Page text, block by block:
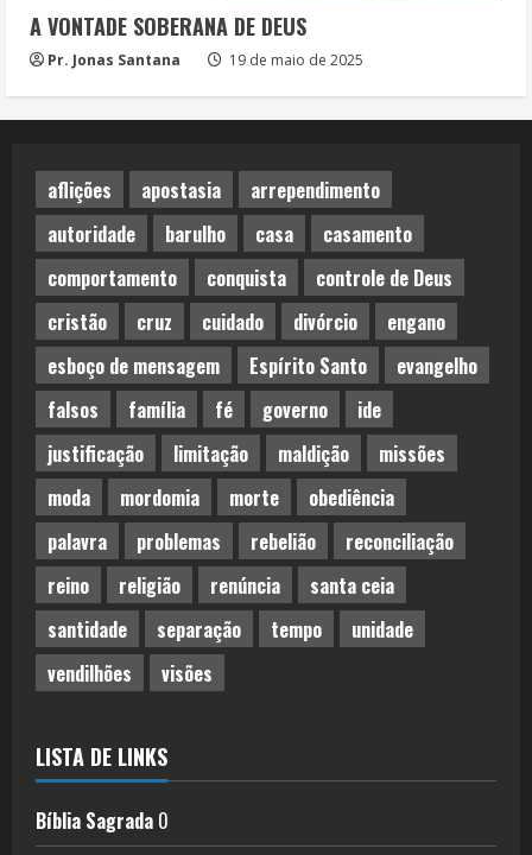
A VONTADE SOBERANA DE DEUS
Pr. Jonas Santana 19 de maio de 2025
aflições apostasia
arrependimento
autoridade
barulho casa
casamento
comportamento
conquista
controle de Deus
cristão
cruz cuidado divórcio
engano
esboço de mensagem
Espírito Santo
evangelho
falsos
família fé governo
ide
justificação
limitação maldição
missões
moda
mordomia morte
obediência
palavra
problemas rebelião
reconciliação
reino
religião renúncia
santa ceia
santidade
separação tempo
unidade
vendilhões
visões
LISTA DE LINKS
Bíblia Sagrada 0